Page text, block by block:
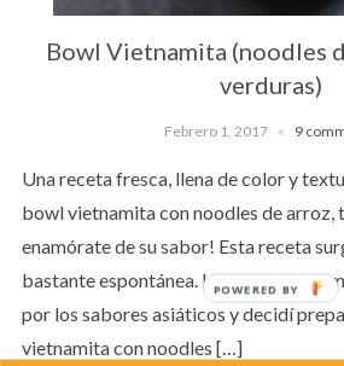
Bowl Vietnamita (noodles
verduras)
Febrero 1, 2017 9
Una receta fresca, llena de color y
bowl vietnamita con noodles de arroz,
enamórate de su sabor! Esta receta
bastante espontánea. Hace unos días
por los sabores asiáticos y decidí
vietnamita con noodles […]
POWERED BY